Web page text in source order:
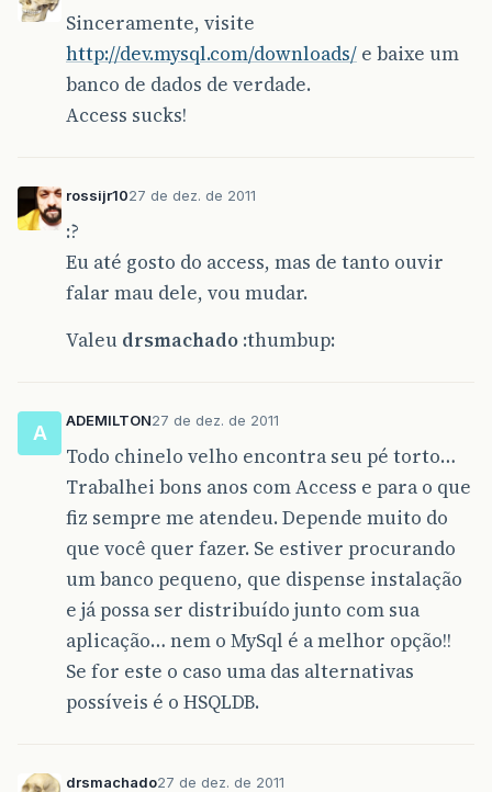
Sinceramente, visite
http://dev.mysql.com/downloads/ e baixe um
banco de dados de verdade.
Access sucks!
rossijr1027 de dez. de 2011
:?
Eu até gosto do access, mas de tanto ouvir
falar mau dele, vou mudar.
Valeu drsmachado :thumbup:
A
ADEMILTON27 de dez. de 2011
Todo chinelo velho encontra seu pé torto…
Trabalhei bons anos com Access e para o que
fiz sempre me atendeu. Depende muito do
que você quer fazer. Se estiver procurando
um banco pequeno, que dispense instalação
e já possa ser distribuído junto com sua
aplicação… nem o MySql é a melhor opção!!
Se for este o caso uma das alternativas
possíveis é o HSQLDB.
drsmachado27 de dez. de 2011